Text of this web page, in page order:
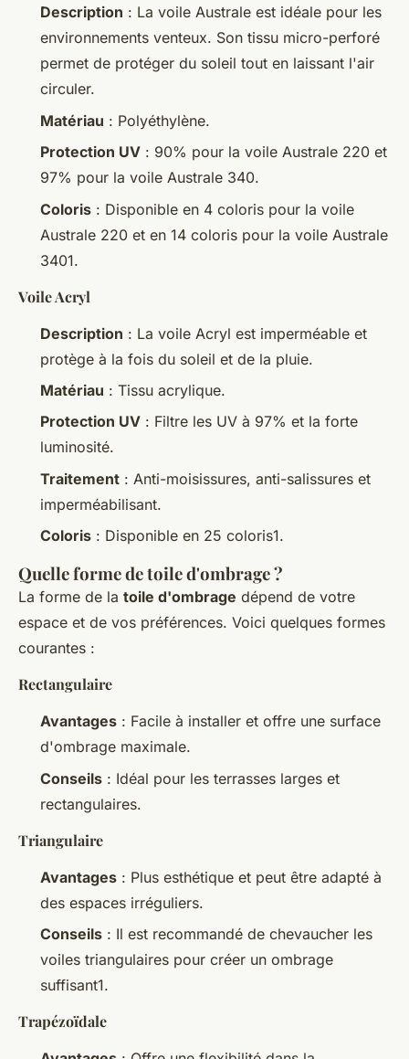
Description : La voile Australe est idéale pour les
environnements venteux. Son tissu micro-perforé
permet de protéger du soleil tout en laissant l'air
circuler.
Matériau : Polyéthylène.
Protection UV : 90% pour la voile Australe 220 et
97% pour la voile Australe 340.
Coloris : Disponible en 4 coloris pour la voile
Australe 220 et en 14 coloris pour la voile Australe
3401.
Voile Acryl
Description : La voile Acryl est imperméable et
protège à la fois du soleil et de la pluie.
Matériau : Tissu acrylique.
Protection UV : Filtre les UV à 97% et la forte
luminosité.
Traitement : Anti-moisissures, anti-salissures et
imperméabilisant.
Coloris : Disponible en 25 coloris1.
Quelle forme de toile d'ombrage ?
La forme de la toile d'ombrage dépend de votre
espace et de vos préférences. Voici quelques formes
courantes :
Rectangulaire
Avantages : Facile à installer et offre une surface
d'ombrage maximale.
Conseils : Idéal pour les terrasses larges et
rectangulaires.
Triangulaire
Avantages : Plus esthétique et peut être adapté à
des espaces irréguliers.
Conseils : Il est recommandé de chevaucher les
voiles triangulaires pour créer un ombrage
suffisant1.
Trapézoïdale